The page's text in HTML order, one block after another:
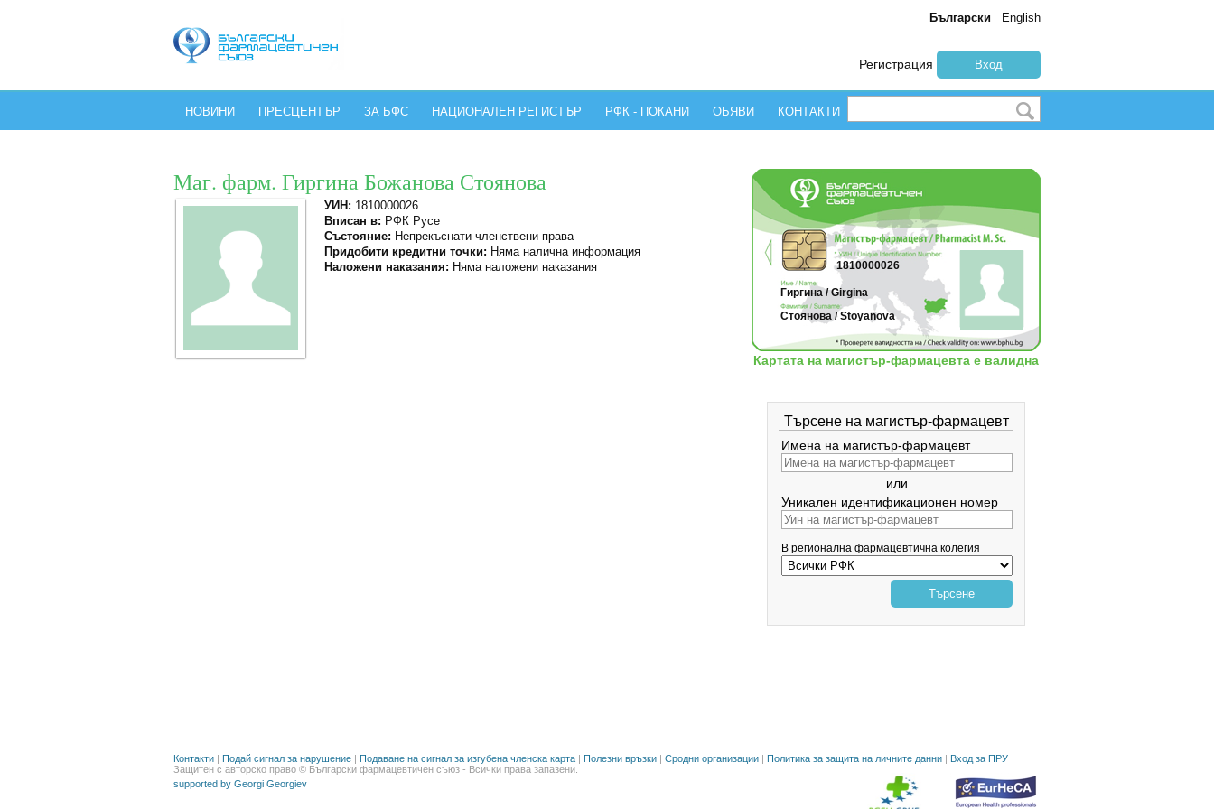
Български English
Регистрация Вход
НОВИНИ ПРЕСЦЕНТЪР ЗА БФС НАЦИОНАЛЕН РЕГИСТЪР РФК - ПОКАНИ ОБЯВИ КОНТАКТИ
Маг. фарм. Гиргина Божанова Стоянова
УИН: 1810000026
Вписан в: РФК Русе
Състояние: Непрекъснати членствени права
Придобити кредитни точки: Няма налична информация
Наложени наказания: Няма наложени наказания 1810000026
Гиргина / Girgina
Стоянова / Stoyanova
Картата на магистър-фармацевта е валидна
Търсене на магистър-фармацевт
Имена на магистър-фармацевт
или
Уникален идентификационен номер
В регионална фармацевтична колегия
Търсене
Контакти | Подай сигнал за нарушение | Подаване на сигнал за изгубена членска карта | Полезни връзки | Сродни организации | Политика за защита на личните данни | Вход за ПРУ
Защитен с авторско право © Български фармацевтичен съюз - Всички права запазени.
supported by Georgi Georgiev